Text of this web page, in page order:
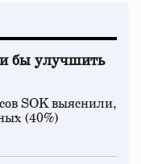
бы улучшить
SOK выяснили,
(40%)